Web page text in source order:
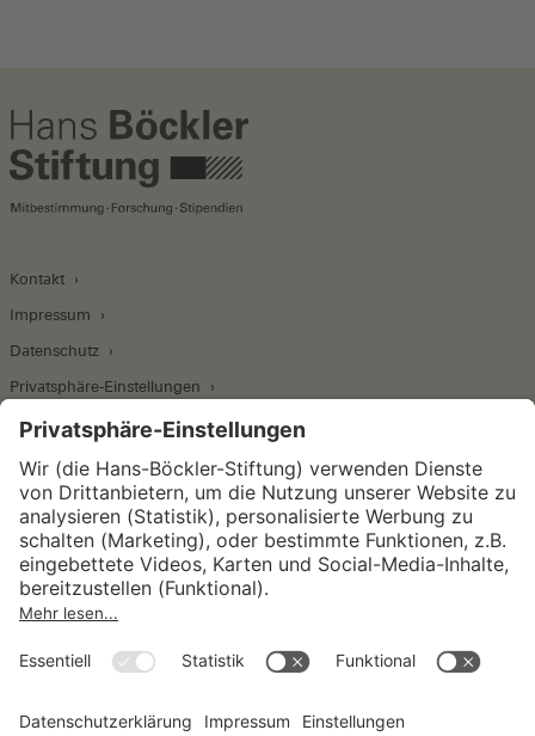
Kontakt
Impressum
Datenschutz
Privatsphäre-Einstellungen
Wirtschafts- und Sozialwissenschaftliches Institut
Institut für Makroökonomie und
Konjunkturforschung
Unternehmensführung